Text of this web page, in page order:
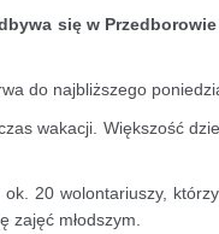
się w
do najbliższego
wakacji. Większość
20 wolontariuszy,
zajęć młodszym.